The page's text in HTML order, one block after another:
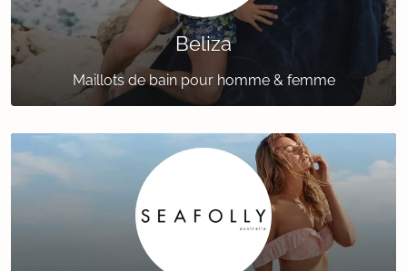
Beliza
Maillots de bain pour homme & femme